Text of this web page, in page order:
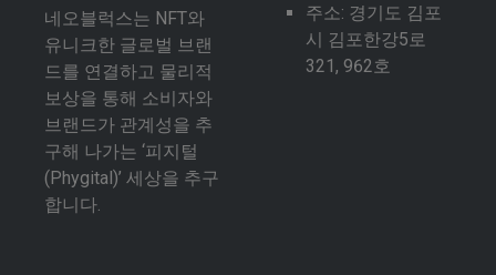
네오블럭스는 NFT와
유니크한 글로벌 브랜
드를 연결하고 물리적
보상을 통해 소비자와
브랜드가 관계성을 추
구해 나가는 ‘피지털
(Phygital)’ 세상을 추구
합니다.
주소: 경기도 김포
시 김포한강5로
321, 962호